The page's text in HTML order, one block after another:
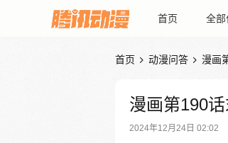
首页 全部
首页  动漫问答  漫画
漫画第190
2024年12月24日 02:02